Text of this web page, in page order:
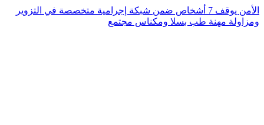
الأمن يوقف 7 أشخاص ضمن شبكة إجرامية متخصصة في التزوير
ومزاولة مهنة طب بسلا ومكناس مجتمع